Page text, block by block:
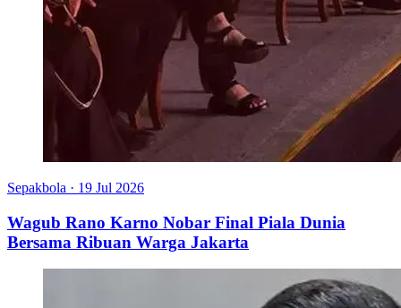
Sepakbola · 19 Jul 2026
Wagub Rano Karno Nobar Final Piala Dunia
Bersama Ribuan Warga Jakarta